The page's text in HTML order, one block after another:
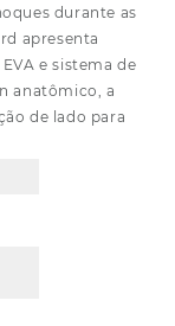
durante as
apresenta
e sistema de
anatômico, a
de lado para